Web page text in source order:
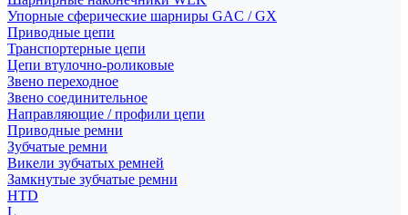
Упорные сферические шарниры GAC / GX
Приводные цепи
Транспортерные цепи
Цепи втулочно-роликовые
Звено переходное
Звено соединительное
Направляющие / профили цепи
Приводные ремни
Зубчатые ремни
Викели зубчатых ремней
Замкнутые зубчатые ремни
HTD
L